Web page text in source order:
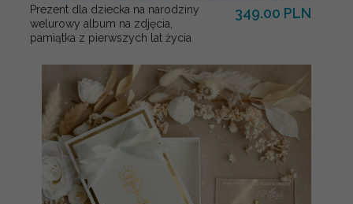
Prezent dla dziecka na narodziny
welurowy album na zdjęcia,
pamiątka z pierwszych lat życia
349.00 PLN